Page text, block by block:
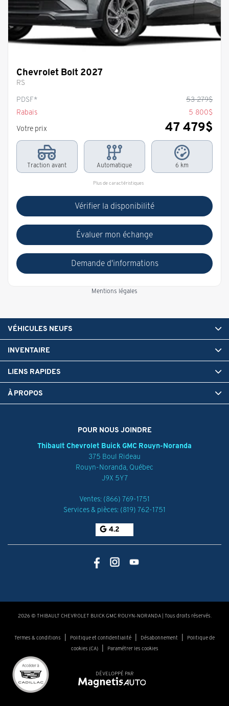
Chevrolet Bolt 2027
RS
PDSF*
53 279$
Rabais
5 800$
Votre prix
47 479$
Traction avant Automatique 6 km
Plus de caractéristiques
Vérifier la disponibilité
Évaluer mon échange
Demande d'informations
Mentions légales
POUR NOUS JOINDRE
Thibault Chevrolet Buick GMC Rouyn-Noranda
375 Boul Rideau
Rouyn-Noranda, Québec
J9X 5Y7
Ventes: (866) 769-1751
Services & pièces: (819) 762-1751
4.2
VÉHICULES NEUFS
INVENTAIRE
LIENS RAPIDES
À PROPOS
2026 © THIBAULT CHEVROLET BUICK GMC ROUYN-NORANDA| Tous droits réservés.
Termes & conditions Politique et confidentialité Désabonnement
Politique de
cookies (CA)| Paramétrer les cookies
DÉVELOPPÉ PAR